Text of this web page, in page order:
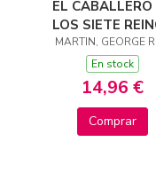
EL CABALLERO
LOS SIETE
(CANCIÓN DE
Y FUEGO)
MARTIN, GEORGE
En stock
14,96 €
Comprar